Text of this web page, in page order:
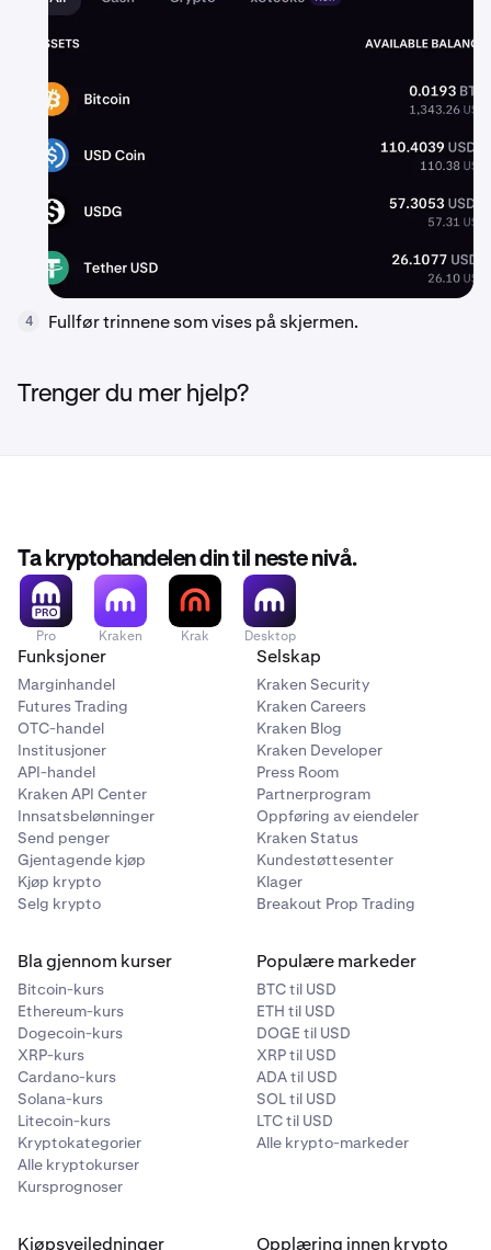
4 Fullfør trinnene som vises på skjermen.
Trenger du mer hjelp?
Ta kryptohandelen din til neste nivå.
Pro Kraken Krak Desktop
Funksjoner
Marginhandel
Futures Trading
OTC-handel
Institusjoner
API-handel
Kraken API Center
Innsatsbelønninger
Send penger
Gjentagende kjøp
Kjøp krypto
Selg krypto
Selskap
Kraken Security
Kraken Careers
Kraken Blog
Kraken Developer
Press Room
Partnerprogram
Oppføring av eiendeler
Kraken Status
Kundestøttesenter
Klager
Breakout Prop Trading
Bla gjennom kurser
Bitcoin-kurs
Ethereum-kurs
Dogecoin-kurs
XRP-kurs
Cardano-kurs
Solana-kurs
Litecoin-kurs
Kryptokategorier
Alle kryptokurser
Kursprognoser
Populære markeder
BTC til USD
ETH til USD
DOGE til USD
XRP til USD
ADA til USD
SOL til USD
LTC til USD
Alle krypto-markeder
Kjøpsveiledninger Opplæring innen krypto